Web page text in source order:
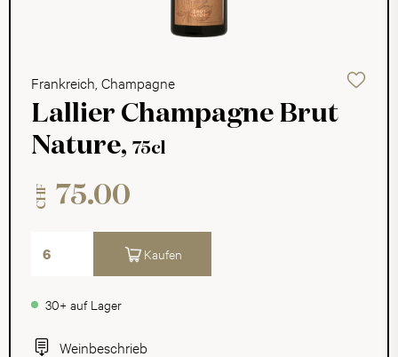
Frankreich, Champagne
Lallier Champagne Brut
Nature, 75cl
Weinbeschrieb
30+ auf Lager
CHF 75.00
Kaufen